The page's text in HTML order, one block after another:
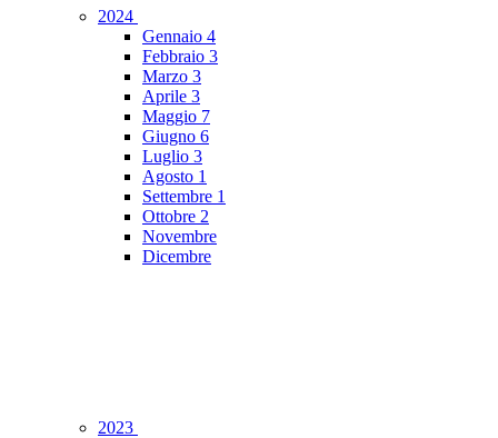
2024
Gennaio 4
Febbraio 3
Marzo 3
Aprile 3
Maggio 7
Giugno 6
Luglio 3
Agosto 1
Settembre 1
Ottobre 2
Novembre
Dicembre
2023